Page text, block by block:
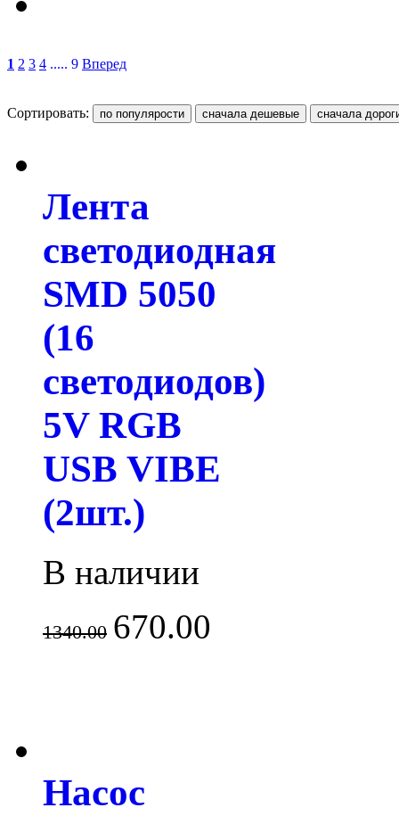
1 2 3 4 ..... 9 Вперед
Сортировать:
Лента
светодиодная
SMD 5050
(16
светодиодов)
5V RGB
USB VIBE
(2шт.)
В наличии
1340.00 670.00
Насос